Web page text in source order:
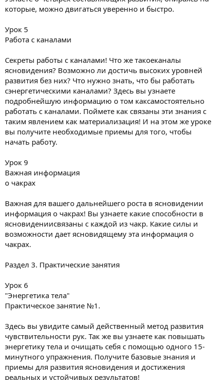
которые, можно двигаться уверенно и быстро.
Урок 5
Работа с каналами
Секреты работы с каналами! Что же такоеканалы
ясновидения? Возможно ли достичь высоких уровней
развития без них? Что нужно знать, что бы работать
сэнергетическими каналами? Здесь вы узнаете
подробнейшую информацию о том каксамостоятельно
работать с каналами. Поймете как связаны эти знания с
таким явлением как материализация! И на этом же уроке
вы получите необходимые приемы для того, чтобы
начать работу.
Урок 9
Важная информация
о чакрах
Важная для вашего дальнейшего роста в ясновидении
информация о чакрах! Вы узнаете какие способности в
ясновидениисвязаны с каждой из чакр. Какие силы и
возможности дает ясновидящему эта информация о
чакрах.
Раздел 3. Практические занятия
Урок 6
"Энергетика тела"
Практическое занятие №1.
Здесь вы увидите самый действенный метод развития
чувствительности рук. Так же вы узнаете как повышать
энергетику тела и очищать себя с помощью одного 15-
минутного упражнения. Получите базовые знания и
приемы для развития ясновидения и достижения
реальных и устойчивых результатов!